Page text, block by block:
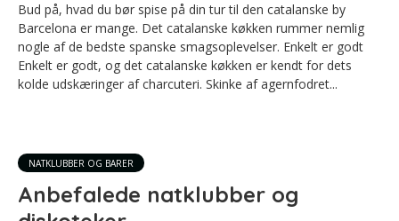
Bud på, hvad du bør spise på din tur til den catalanske by
Barcelona er mange. Det catalanske køkken rummer nemlig
nogle af de bedste spanske smagsoplevelser. Enkelt er godt
Enkelt er godt, og det catalanske køkken er kendt for dets
kolde udskæringer af charcuteri. Skinke af agernfodret...
NATKLUBBER OG BARER
Anbefalede natklubber og